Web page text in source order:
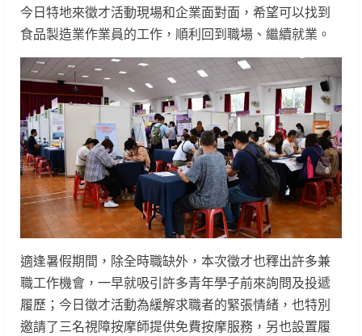
今日特地來徵才活動現場和企業面對面，希望可以找到
食品製造業作業員的工作，順利回到職場、繼續就業。
適逢暑假期間，除全時職缺外，本次徵才也釋出許多兼
職工作機會，一早就吸引許多青年學子前來詢問及投遞
履歷；今日徵才活動為緩解求職者的緊張情緒，也特別
邀請了三名視障按摩師提供免費按摩服務，另也設置履